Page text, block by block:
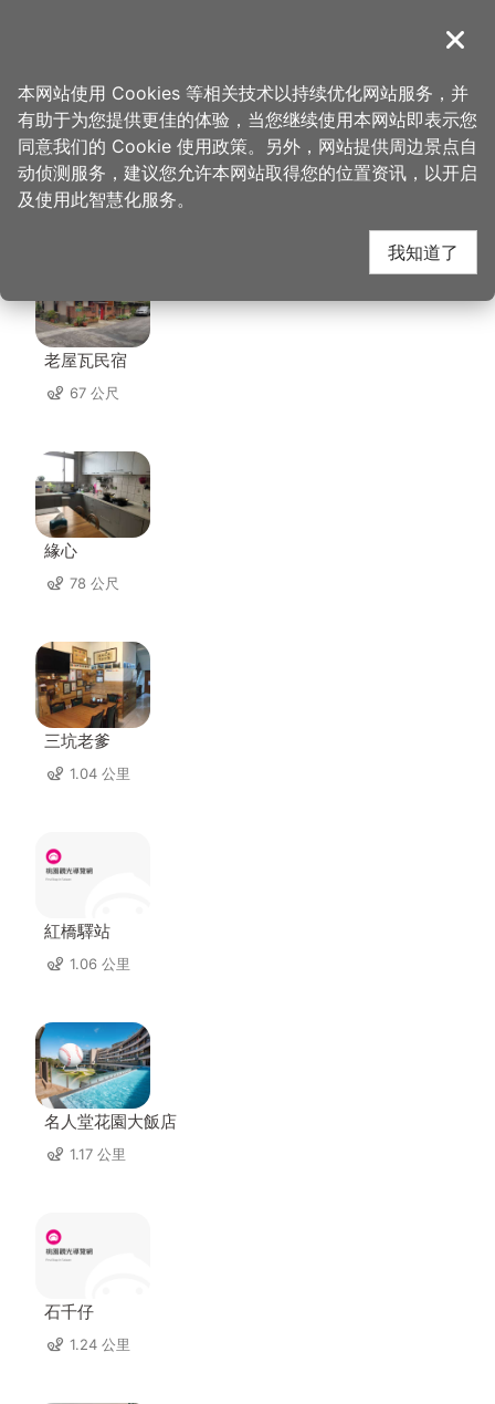
導覽
首页 > 想去的地方 > 住宿 > 漫枫宿民宿
漫枫宿民宿 周边住宿
老屋瓦民宿
67 公尺
緣心
78 公尺
三坑老爹
1.04 公里
紅橋驛站
1.06 公里
名人堂花園大飯店
1.17 公里
石千仔
1.24 公里
关闭
本网站使用 Cookies 等相关技术以持续优化网站服务，并
有助于为您提供更佳的体验，当您继续使用本网站即表示您
同意我们的 Cookie 使用政策。另外，网站提供周边景点自
动侦测服务，建议您允许本网站取得您的位置资讯，以开启
及使用此智慧化服务。
我知道了